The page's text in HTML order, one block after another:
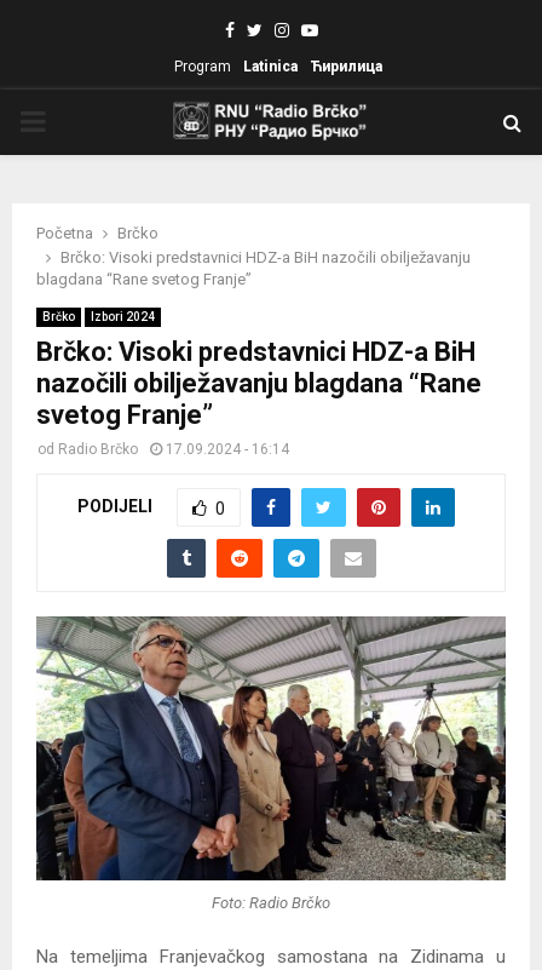
Facebook
TwitterInstagram
Youtube
Program Latinica Ћирилица
Početna
Brčko
Brčko: Visoki predstavnici HDZ-a BiH nazočili obilježavanju
blagdana “Rane svetog Franje”
Brčko Izbori 2024
Brčko: Visoki predstavnici HDZ-a BiH
nazočili obilježavanju blagdana “Rane
svetog Franje”
od Radio Brčko 17.09.2024 - 16:14
PODIJELI 0
Foto: Radio Brčko
Na temeljima Franjevačkog samostana na Zidinama u